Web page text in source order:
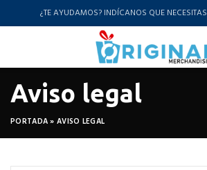
¿TE AYUDAMOS? INDÍCANOS QUE NECESITAS
Aviso legal
PORTADA»AVISO LEGAL